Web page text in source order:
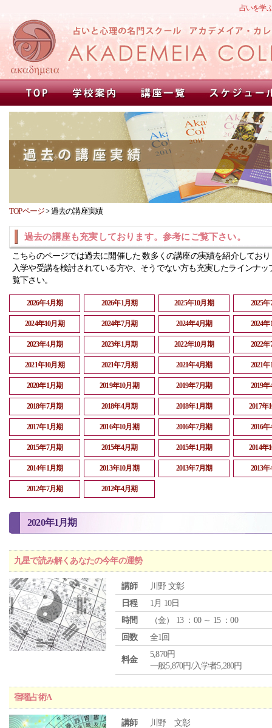
占いを学
TOPページ>過去の講座実績
過去の講座も充実しております。参考にご覧下さい。
こちらのページでは過去に開催した 数多くの講座の実績を紹介してお
入学や受講を検討されている方や、そうでない方も充実したラインナッ
覧下さい。
2026年4月期 2026年1月期 2025年10月期 2025
2024年10月期 2024年7月期 2024年4月期 2024
2023年4月期 2023年1月期 2022年10月期 2022
2021年10月期 2021年7月期 2021年4月期 2021
2020年1月期 2019年10月期 2019年7月期 2019
2018年7月期 2018年4月期 2018年1月期 2017年
2017年1月期 2016年10月期 2016年7月期 2016
2015年7月期 2015年4月期 2015年1月期 2014年
2014年1月期 2013年10月期 2013年7月期 2013
2012年7月期 2012年4月期
2020年1月期
九星で読み解くあなたの今年の運勢
講師
川野 文彰
日程
1月 10日
時間
（金） 13 ：00 ～ 15 ：00
回数
全1回
料金
5,870円
一般5,870円/入学者5,280円
宿曜占術A
講師 川野 文彰